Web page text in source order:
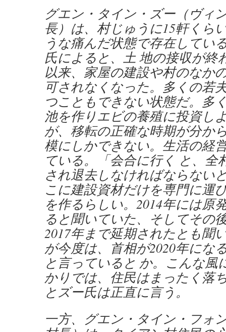
グエン・タイン・ズー（ヴィ
長）は、村じゅうに15軒くら
うな痛んだ状態で存在してい
氏によると、土 地の接収が終
以来、家屋の建設や村のなか
可されなくなった。多くの若
つこともできない状態だ。多
池を作りエビの養殖に投資し
が、移転の正確な時期が分か
模にしかできない。生活の経
ている。「会合に行く と、全
され退去しなければならない
こに建設資材だけを専門に運
を作るらしい。2014年には原
ると聞いていた、そしてその
2017年まで延期されたとも聞
が今度は、首相が2020年にな
と言っていると か。こんな風
かりでは、住民はまったく落
とズー氏は正直に言う。
一方、グエン・タイン・フォ